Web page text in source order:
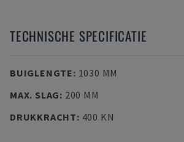
TECHNISCHE SPECIFICATIE
BUIGLENGTE: 1030 MM
MAX. SLAG: 200 MM
DRUKKRACHT: 400 KN